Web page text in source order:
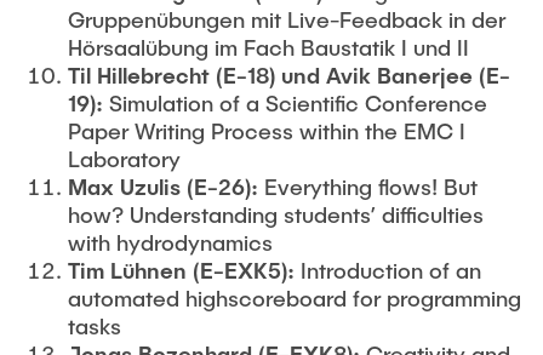
Gruppenübungen mit Live-Feedback in der
Hörsaalübung im Fach Baustatik I und II
Til Hillebrecht (E-18) und Avik Banerjee (E-
19): Simulation of a Scientific Conference
Paper Writing Process within the EMC I
Laboratory
Max Uzulis (E-26): Everything flows! But
how? Understanding students’ difficulties
with hydrodynamics
Tim Lühnen (E-EXK5): Introduction of an
automated highscoreboard for programming
tasks